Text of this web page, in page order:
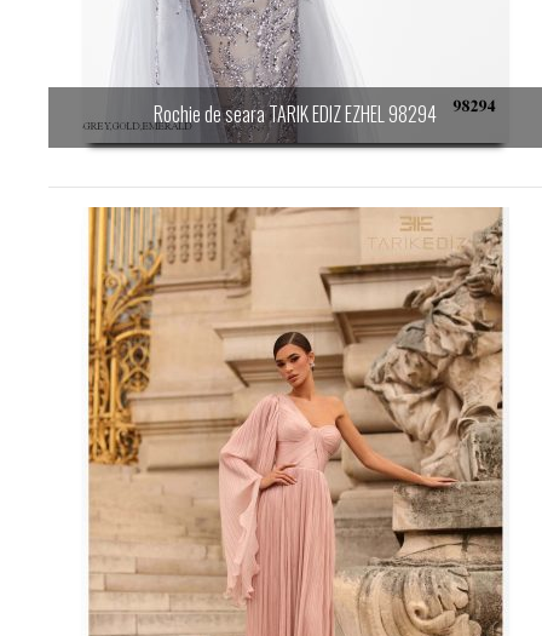
Rochie de seara TARIK EDIZ EZHEL 98294